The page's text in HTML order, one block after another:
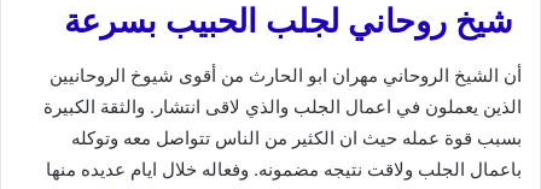
شيخ روحاني لجلب الحبيب بسرعة
أن الشيخ الروحاني مهران ابو الحارث من أقوى شيوخ الروحانيين
الذين يعملون في اعمال الجلب والذي لاقى انتشار. والثقة الكبيرة
بسبب قوة عمله حيث ان الكثير من الناس تتواصل معه وتوكله
باعمال الجلب ولاقت نتيجه مضمونه. وفعاله خلال ايام عديده منها